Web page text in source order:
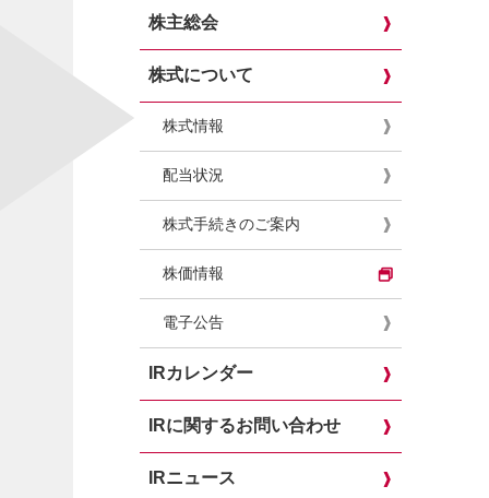
株主総会
株式について
株式情報
配当状況
株式手続きのご案内
株価情報
電子公告
IRカレンダー
IRに関するお問い合わせ
IRニュース